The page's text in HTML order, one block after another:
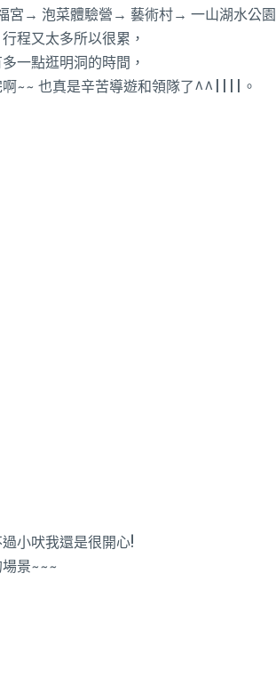
宮→ 泡菜體驗營→ 藝術村→ 一山湖水公園
程又太多所以很累，
一點逛明洞的時間，
啊~~ 也真是辛苦導遊和領隊了^^||||。
小吠我還是很開心!
景~~~